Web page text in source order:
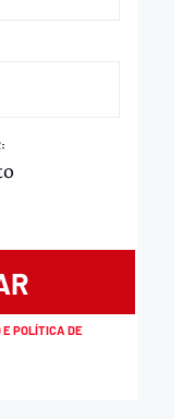
E POLÍTICA DE